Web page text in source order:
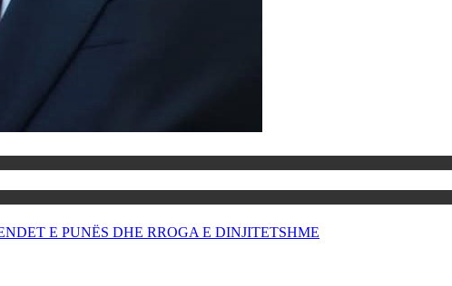
E PUNËS DHE RROGA E DINJITETSHME